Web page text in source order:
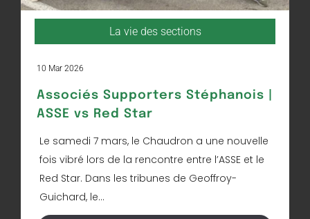
La vie des sections
10 Mar 2026
Associés Supporters Stéphanois |
ASSE vs Red Star
Le samedi 7 mars, le Chaudron a une nouvelle
fois vibré lors de la rencontre entre l’ASSE et le
Red Star. Dans les tribunes de Geoffroy-
Guichard, le...